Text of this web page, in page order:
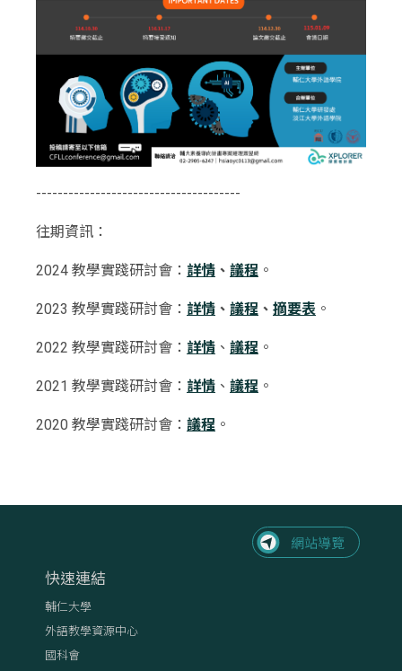
--------------------------------------
往期資訊：
2024 教學實踐研討會： 詳情 、 議程 。
2023 教學實踐研討會： 詳情 、 議程 、 摘要表 。
2022 教學實踐研討會： 詳情 、 議程 。
2021 教學實踐研討會： 詳情 、 議程 。
2020 教學實踐研討會： 議程 。
快速連結
輔仁大學
外語教學資源中心
國科會